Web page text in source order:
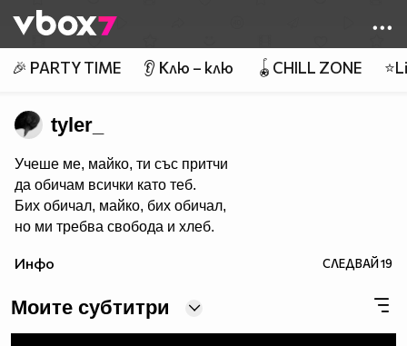
👾
🎉 PARTY TIME 👂 Клю – клю 🪀CHILL ZONE
tyler_
Учеше ме, майко, ти със притчи
да обичам всички като теб.
Бих обичал, майко, бих обичал,
но ми требва свобода и хлеб.
Инфо СЛЕДВАЙ19
Моите субтитри